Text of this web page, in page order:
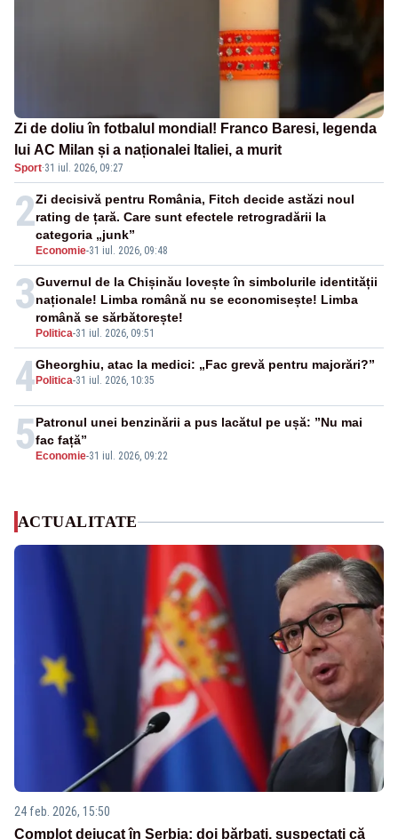
Zi de doliu în fotbalul mondial! Franco Baresi, legenda
lui AC Milan și a naționalei Italiei, a murit
Sport·31 iul. 2026, 09:27
2
Economie-31 iul. 2026, 09:48
Zi decisivă pentru România, Fitch decide astăzi noul
rating de țară. Care sunt efectele retrogradării la
categoria „junk”
3
Politica-31 iul. 2026, 09:51
Guvernul de la Chișinău lovește în simbolurile identității
naționale! Limba română nu se economisește! Limba
română se sărbătorește!
4 Politica-31 iul. 2026, 10:35
Gheorghiu, atac la medici: „Fac grevă pentru majorări?”
5 Economie-31 iul. 2026, 09:22
Patronul unei benzinării a pus lacătul pe ușă: ”Nu mai
fac față”
ACTUALITATE
24 feb. 2026, 15:50
Complot dejucat în Serbia: doi bărbați, suspectați că